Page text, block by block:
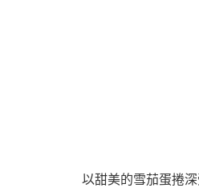
以甜美的雪茄蛋捲